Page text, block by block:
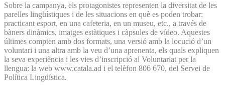
Sobre la campanya, els protagonistes representen la diversitat de les
parelles lingüístiques i de les situacions en què es poden trobar:
practicant esport, en una cafeteria, en un museu, etc., a través de
bàners dinàmics, imatges estàtiques i càpsules de vídeo. Aquestes
últimes compten amb dos formats, una versió amb la locució d’un
voluntari i una altra amb la veu d’una aprenenta, els quals expliquen
la seva experiència i les vies d’inscripció al Voluntariat per la
llengua: la web www.catala.ad i el telèfon 806 670, del Servei de
Política Lingüística.